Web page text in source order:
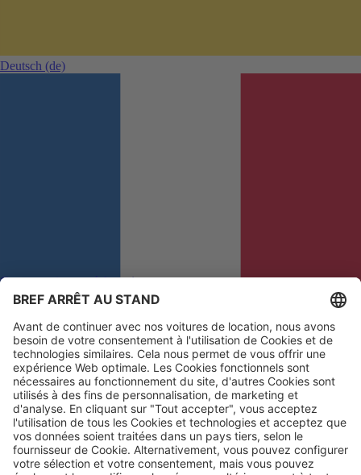
Deutsch (de)
Français (fr)
Commentaires et réclamations
Afin que nous puissions améliorer votre expérience